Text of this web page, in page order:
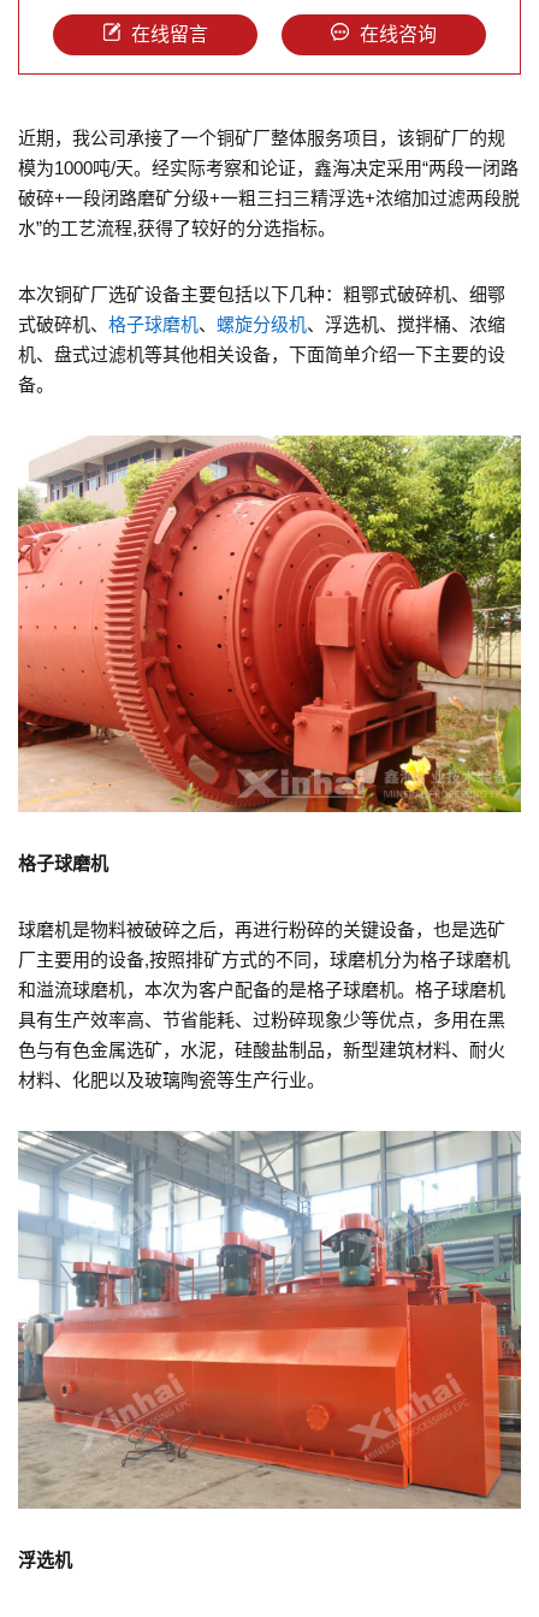
在线留言 在线咨询
近期，我公司承接了一个铜矿厂整体服务项目，该铜矿厂的规
模为1000吨/天。经实际考察和论证，鑫海决定采用“两段一闭路
破碎+一段闭路磨矿分级+一粗三扫三精浮选+浓缩加过滤两段脱
水”的工艺流程,获得了较好的分选指标。
本次铜矿厂选矿设备主要包括以下几种：粗鄂式破碎机、细鄂
式破碎机、 格子球磨机、 螺旋分级机、浮选机、搅拌桶、浓缩
机、盘式过滤机等其他相关设备，下面简单介绍一下主要的设
备。
格子球磨机
球磨机是物料被破碎之后，再进行粉碎的关键设备，也是选矿
厂主要用的设备,按照排矿方式的不同，球磨机分为格子球磨机
和溢流球磨机，本次为客户配备的是格子球磨机。格子球磨机
具有生产效率高、节省能耗、过粉碎现象少等优点，多用在黑
色与有色金属选矿，水泥，硅酸盐制品，新型建筑材料、耐火
材料、化肥以及玻璃陶瓷等生产行业。
浮选机